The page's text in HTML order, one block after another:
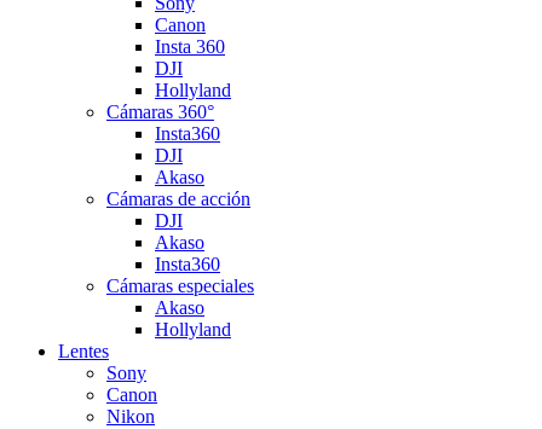
Canon
Insta 360
DJI
Hollyland
Cámaras 360°
Insta360
DJI
Akaso
Cámaras de acción
DJI
Akaso
Insta360
Cámaras especiales
Akaso
Hollyland
Lentes
Sony
Canon
Nikon